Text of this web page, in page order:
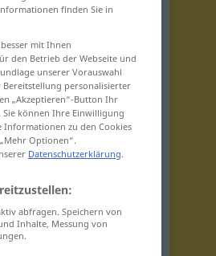
finden Sie in
mit Ihnen
den Betrieb der Webseite und
unserer Vorauswahl
Bereitstellung personalisierter
„Akzeptieren“-Button Ihr
Sie können Ihre Einwilligung
Informationen zu den Cookies
Optionen“.
Datenschutzerklärung.
abfragen. Speichern von
Inhalte, Messung von